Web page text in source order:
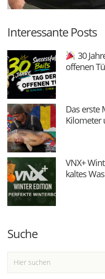
Interessante Posts
30
offenen
Das erste
Kilometer
VNX+
kaltes
Suche